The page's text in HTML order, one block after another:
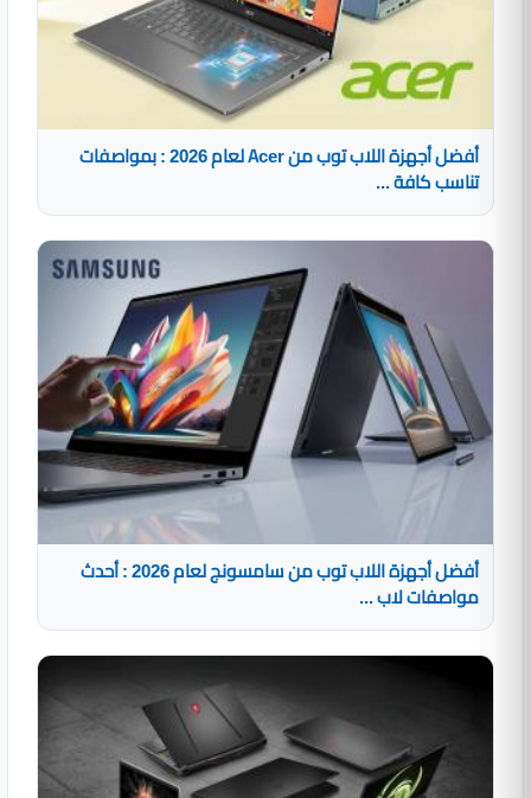
أفضل أجهزة اللاب توب من Acer لعام 2026 : بمواصفات
تناسب كافة ...
أفضل أجهزة اللاب توب من سامسونج لعام 2026 : أحدث
مواصفات لاب ...